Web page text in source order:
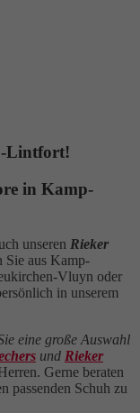
Lintfort!
in Kamp-
unseren Rieker
Sie aus Kamp-
Vluyn oder
in unserem
eine große Auswahl
und Rieker
Gerne beraten
passenden Schuh zu